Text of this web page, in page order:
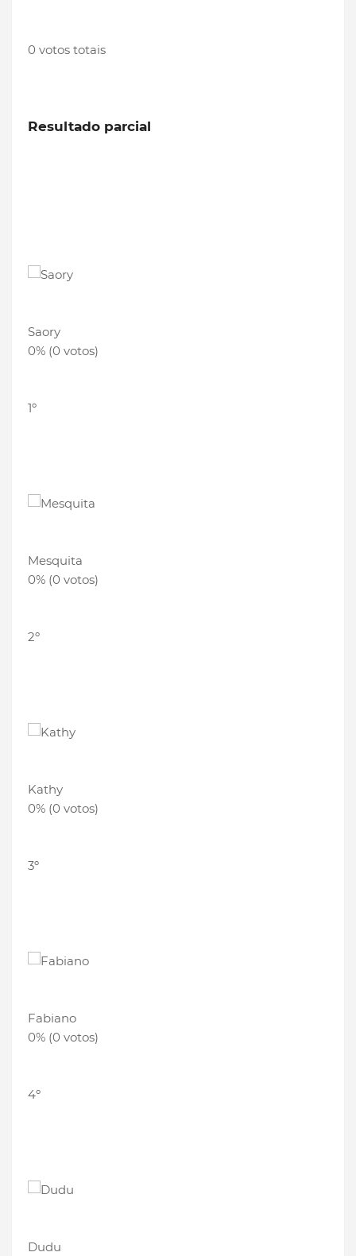
0 votos totais
Resultado parcial
Saory
0% (0 votos)
1º
Mesquita
0% (0 votos)
2º
Kathy
0% (0 votos)
3º
Fabiano
0% (0 votos)
4º
Dudu